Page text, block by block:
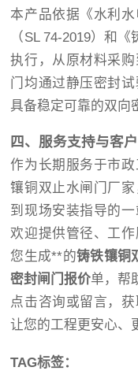
本产品依据《水利
（SL 74-2019）和
执行，从原材料采
门均通过静压密封
具备稳定可靠的双向
四、服务支持与客
作为长期服务于市
镶铜双止水闸门厂
到现场安装指导的一
欢迎提供管径、工
您生成**的铸铁镶铜
密封闸门报价单，帮
点击咨询或留言，
让您的工程更安心、
TAG标签：